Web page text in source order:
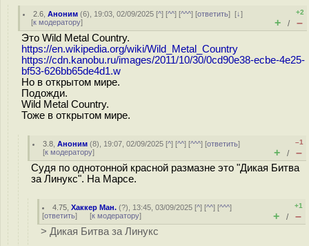
2.6 ,Аноним (6), 19:03, 02/09/2025 [^] [^^] [^^^] [ответить][↓]
[к модератору]
+2
+ / –
Это Wild Metal Country.
https://en.wikipedia.org/wiki/Wild_Metal_Country
https://cdn.kanobu.ru/images/2011/10/30/0cd90e38-ecbe-4e25-
bf53-626bb65de4d1.w
Но в открытом мире.
Подожди.
Wild Metal Country.
Тоже в открытом мире.
3.8 ,Аноним (8), 19:07, 02/09/2025 [^] [^^] [^^^] [ответить]
[к модератору]
–1
+ / –
Судя по однотонной красной размазне это "Дикая Битва
за Линукс". На Марсе.
4.75 ,Хаккер Ман. (?), 13:45, 03/09/2025 [^] [^^] [^^^]
[ответить] [к модератору]
+1
+ / –
> Дикая Битва за Линукс